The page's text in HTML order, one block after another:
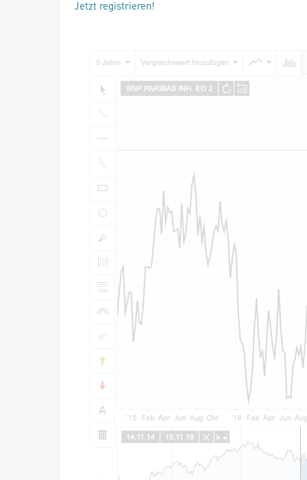
Jetzt registrieren!